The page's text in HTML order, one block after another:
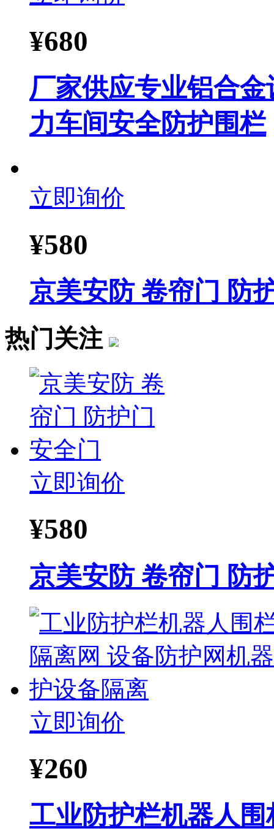
¥680
厂家供应专业铝合
力车间安全防护围栏
立即询价
¥580
京美安防 卷帘门 防
热门关注
立即询价
¥580
京美安防 卷帘门 防
立即询价
¥260
工业防护栏机器人